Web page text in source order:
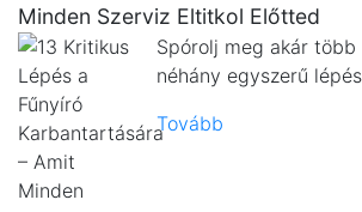
Minden Szerviz Eltitkol Előtted
Spórolj meg akár
néhány egyszerű
Tovább